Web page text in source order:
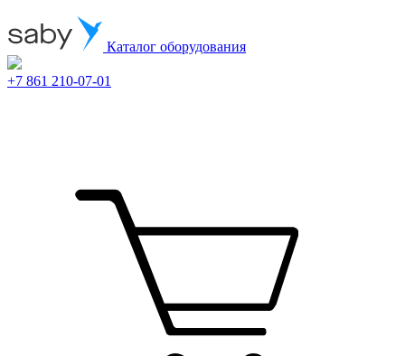
Каталог оборудования
+7 861 210-07-01